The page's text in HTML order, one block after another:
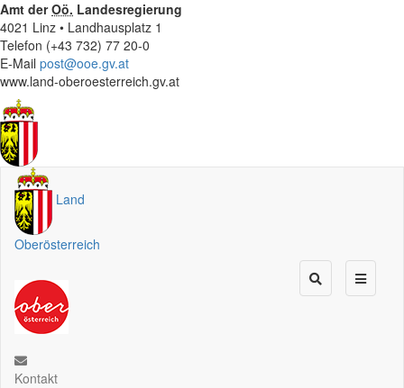
Amt derOö. Landesregierung
4021 Linz • Landhausplatz 1
Telefon (+43 732) 77 20-0
E-Mail post@ooe.gv.at
www.land-oberoesterreich.gv.at
Land
Oberösterreich
Kontakt